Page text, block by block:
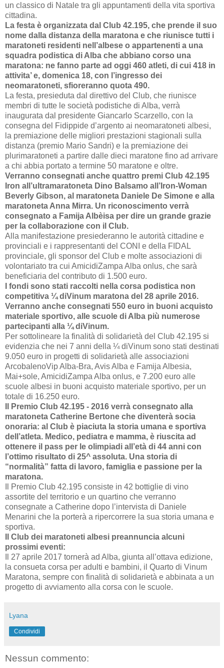
un classico di Natale tra gli appuntamenti della vita sportiva
cittadina.
La festa è organizzata dal Club 42.195, che prende il suo
nome dalla distanza della maratona e che riunisce tutti i
maratoneti residenti nell’albese o appartenenti a una
squadra podistica di Alba che abbiano corso una
maratona: ne fanno parte ad oggi 460 atleti, di cui 418 in
attivita’ e, domenica 18, con l’ingresso dei
neomaratoneti, sfioreranno quota 490.
La festa, presieduta dal direttivo del Club, che riunisce
membri di tutte le società podistiche di Alba, verrà
inaugurata dal presidente Giancarlo Scarzello, con la
consegna del Fidippide d’argento ai neomaratoneti albesi,
la premiazione delle migliori prestazioni stagionali sulla
distanza (premio Mario Sandri) e la premiazione dei
plurimaratoneti a partire dalle dieci maratone fino ad arrivare
a chi abbia portato a termine 50 maratone e oltre.
Verranno consegnati anche quattro premi Club 42.195
Iron all’ultramaratoneta Dino Balsamo all’Iron-Woman
Beverly Gibson, al maratoneta Daniele De Simone e alla
maratoneta Anna Mirra. Un riconoscimento verrà
consegnato a Famija Albèisa per dire un grande grazie
per la collaborazione con il Club.
Alla manifestazione presiederanno le autorità cittadine e
provinciali e i rappresentanti del CONI e della FIDAL
provinciale, gli sponsor del Club e molte associazioni di
volontariato tra cui AmicidiZampa Alba onlus, che sarà
beneficiaria del contributo di 1.500 euro.
I fondi sono stati raccolti nella corsa podistica non
competitiva ¼ diVinum maratona del 28 aprile 2016.
Verranno anche consegnati 550 euro in buoni acquisto
materiale sportivo, alle scuole di Alba più numerose
partecipanti alla ¼ diVinum.
Per sottolineare la finalità di solidarietà del Club 42.195 si
evidenzia che nei 7 anni della ¼ diVinum sono stati destinati
9.050 euro in progetti di solidarietà alle associazioni
ArcobalenoVip Alba-Bra, Avis Alba e Famija Albesia,
Mai+sole, AmicidiZampa Alba onlus, e 7.200 euro alle
scuole albesi in buoni acquisto materiale sportivo, per un
totale di 16.250 euro.
Il Premio Club 42.195 - 2016 verrà consegnato alla
maratoneta Catherine Bertone che diventerà socia
onoraria: al Club è piaciuta la storia umana e sportiva
dell’atleta. Medico, pediatra e mamma, è riuscita ad
ottenere il pass per le olimpiadi all’età di 44 anni con
l’ottimo risultato di 25^ assoluta. Una storia di
“normalità” fatta di lavoro, famiglia e passione per la
maratona.
Il Premio Club 42.195 consiste in 42 bottiglie di vino
assortite del territorio e un quartino che verranno
consegnate a Catherine dopo l’intervista di Daniele
Menarini che la porterà a ripercorrere la sua storia umana e
sportiva.
Il Club dei maratoneti albesi preannuncia alcuni
prossimi eventi:
Il 27 aprile 2017 tornerà ad Alba, giunta all’ottava edizione,
la consueta corsa per adulti e bambini, il Quarto di Vinum
Maratona, sempre con finalità di solidarietà e abbinata a un
progetto di avviamento alla corsa con le scuole.
Lyana
Condividi
Nessun commento: